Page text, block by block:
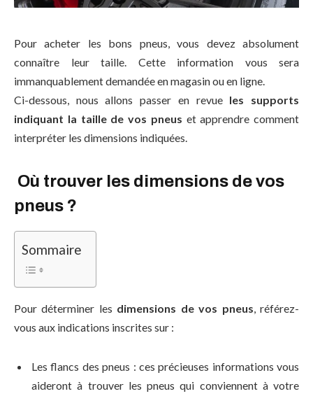
Pour acheter les bons pneus, vous devez absolument
connaître leur taille. Cette information vous sera
immanquablement demandée en magasin ou en ligne.
Ci-dessous, nous allons passer en revue les supports
indiquant la taille de vos pneus et apprendre comment
interpréter les dimensions indiquées.
Où trouver les dimensions de vos
pneus ?
Sommaire
Pour déterminer les dimensions de vos pneus, référez-
vous aux indications inscrites sur :
Les flancs des pneus : ces précieuses informations vous
aideront à trouver les pneus qui conviennent à votre